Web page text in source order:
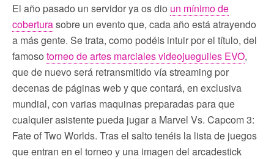
El año pasado un servidor ya os dio un mínimo de
coberturasobre un evento que, cada año está atrayendo
a más gente. Se trata, como podéis intuir por el título, del
famoso torneo de artes marciales videojueguiles EVO,
que de nuevo será retransmitido vía streaming por
decenas de páginas web y que contará, en exclusiva
mundial, con varias maquinas preparadas para que
cualquier asistente pueda jugar a Marvel Vs. Capcom 3:
Fate of Two Worlds. Tras el salto tenéis la lista de juegos
que entran en el torneo y una imagen del arcadestick